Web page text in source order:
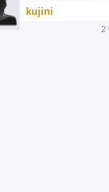
kujini
2